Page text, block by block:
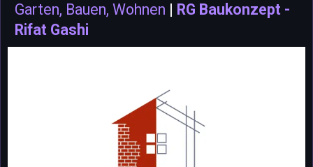
Garten, Bauen, Wohnen | RG Baukonzept -
Rifat Gashi